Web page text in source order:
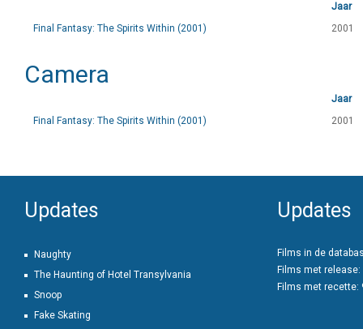
Jaar
Final Fantasy: The Spirits Within (2001)
2001
Camera
Jaar
Final Fantasy: The Spirits Within (2001)
2001
Updates
Naughty
The Haunting of Hotel Transylvania
Snoop
Fake Skating
Updates
Films in de
Films met release:
Films met recette: